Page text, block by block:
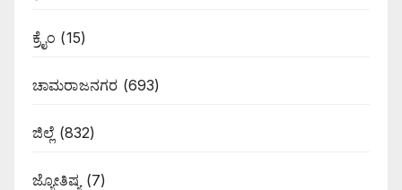
ಕ್ರೈಂ (15)
ಚಾಮರಾಜನಗರ (693)
ಜಿಲ್ಲೆ (832)
ಜ್ಯೋತಿಷ್ಯ (7)